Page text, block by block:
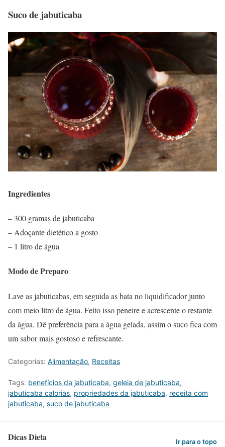
Suco de jabuticaba
Ingredientes
– 300 gramas de jabuticaba
– Adoçante dietético a gosto
– 1 litro de água
Modo de Preparo
Lave as jabuticabas, em seguida as bata no liquidificador junto
com meio litro de água. Feito isso peneire e acrescente o restante
da água. Dê preferência para a água gelada, assim o suco fica com
um sabor mais gostoso e refrescante.
Categorias: Alimentação, Receitas
Tags: benefícios da jabuticaba, geleia de jabuticaba,
jabuticaba calorias, propriedades da jabuticaba, receita com
jabuticaba, suco de jabuticaba
Dicas Dieta Ir para o topo